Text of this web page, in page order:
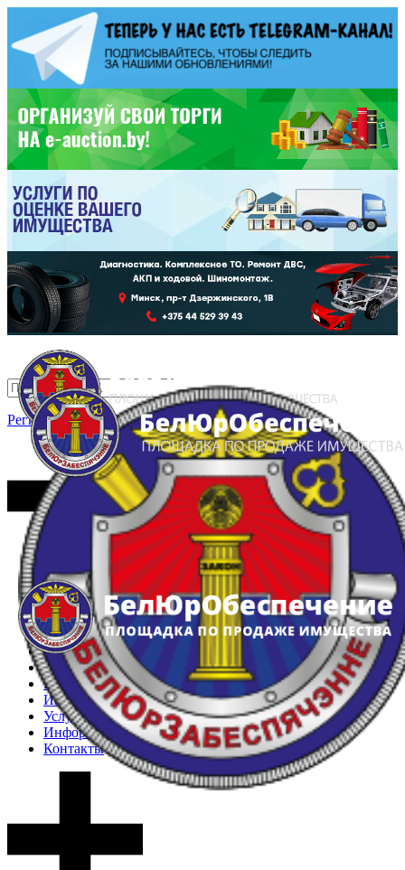
Регистрация Вход
Главная
Арестованное имущество
Реестр несостоявшихся торгов
Реестр переоценок
Частное имущество
Государственное имущество
Интернет-магазин
Интернет-витрина
Услуги
Информация
Контакты